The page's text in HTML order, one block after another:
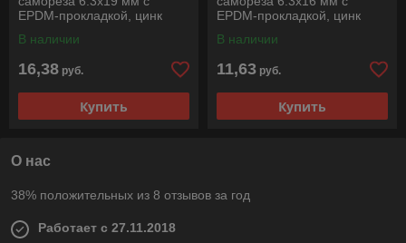
EPDM-прокладкой, цинк
В наличии
16,38 руб.
Купить
EPDM-прокладкой, цинк
В наличии
11,63 руб.
Купить
О нас
38% положительных из 8 отзывов за год
Работает с 27.11.2018